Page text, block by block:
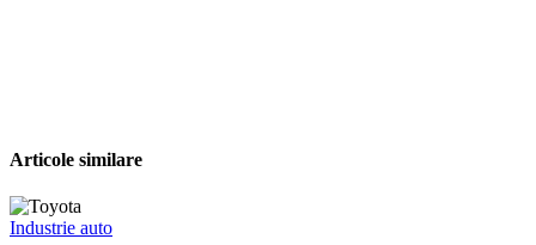
Articole similare
Industrie auto